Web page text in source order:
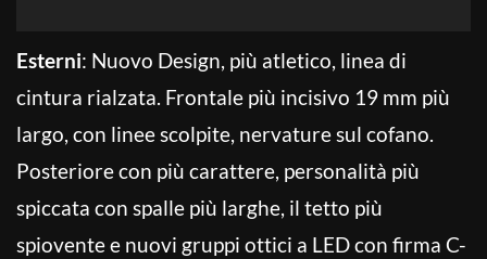
Esterni: Nuovo Design, più atletico, linea di
cintura rialzata. Frontale più incisivo 19 mm più
largo, con linee scolpite, nervature sul cofano.
Posteriore con più carattere, personalità più
spiccata con spalle più larghe, il tetto più
spiovente e nuovi gruppi ottici a LED con firma C-